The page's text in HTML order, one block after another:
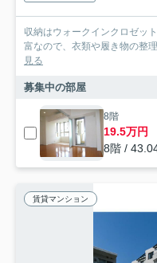
収納はウォークインクロゼッ
富なので、衣類や履き物の整
見る
募集中の部屋
8階
19.5万円
8階 /
賃貸マンション